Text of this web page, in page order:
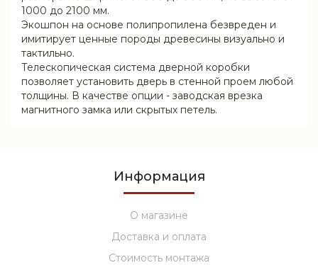
1000 до 2100 мм.
Экошпон на основе полипропилена безвреден и
имитирует ценные породы древесины визуально и
тактильно.
Телескопическая система дверной коробки
позволяет установить дверь в стенной проем любой
толщины. В качестве опции - заводская врезка
магнитного замка или скрытых петель.
Информация
О магазине
Доставка и оплата
Стоимость монтажа